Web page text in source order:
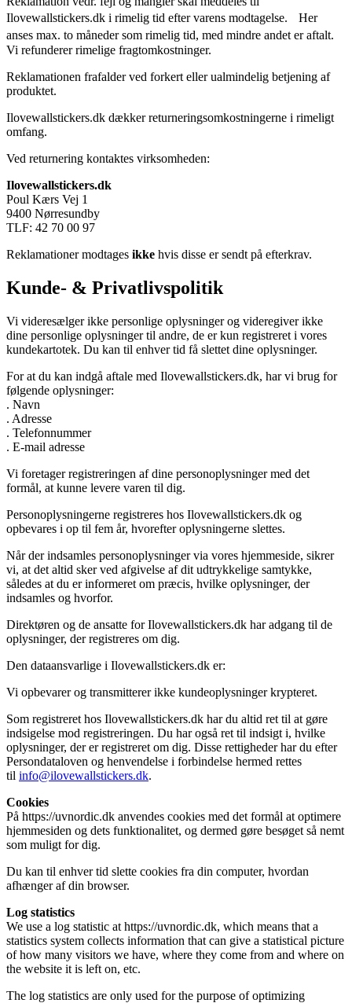
Ilovewallstickers.dk i rimelig tid efter varens modtagelse. Her
anses max. to måneder som rimelig tid, med mindre andet er aftalt.
Vi refunderer rimelige fragtomkostninger.
Reklamationen frafalder ved forkert eller ualmindelig betjening af
produktet.
Ilovewallstickers.dk dækker returneringsomkostningerne i rimeligt
omfang.
Ved returnering kontaktes virksomheden:
Ilovewallstickers.dk
Poul Kærs Vej 1
9400 Nørresundby
TLF: 42 70 00 97
Reklamationer modtages ikke hvis disse er sendt på efterkrav.
Kunde- & Privatlivspolitik
Vi videresælger ikke personlige oplysninger og videregiver ikke
dine personlige oplysninger til andre, de er kun registreret i vores
kundekartotek. Du kan til enhver tid få slettet dine oplysninger.
For at du kan indgå aftale med Ilovewallstickers.dk, har vi brug for
følgende oplysninger:
. Navn
. Adresse
. Telefonnummer
. E-mail adresse
Vi foretager registreringen af dine personoplysninger med det
formål, at kunne levere varen til dig.
Personoplysningerne registreres hos Ilovewallstickers.dk og
opbevares i op til fem år, hvorefter oplysningerne slettes.
Når der indsamles personoplysninger via vores hjemmeside, sikrer
vi, at det altid sker ved afgivelse af dit udtrykkelige samtykke,
således at du er informeret om præcis, hvilke oplysninger, der
indsamles og hvorfor.
Direktøren og de ansatte for Ilovewallstickers.dk har adgang til de
oplysninger, der registreres om dig.
Den dataansvarlige i Ilovewallstickers.dk er:
Vi opbevarer og transmitterer ikke kundeoplysninger krypteret.
Som registreret hos Ilovewallstickers.dk har du altid ret til at gøre
indsigelse mod registreringen. Du har også ret til indsigt i, hvilke
oplysninger, der er registreret om dig. Disse rettigheder har du efter
Persondataloven og henvendelse i forbindelse hermed rettes
til info@ilovewallstickers.dk.
Cookies
På https://uvnordic.dk anvendes cookies med det formål at optimere
hjemmesiden og dets funktionalitet, og dermed gøre besøget så nemt
som muligt for dig.
Du kan til enhver tid slette cookies fra din computer, hvordan
afhænger af din browser.
Log statistics
We use a log statistic at https://uvnordic.dk, which means that a
statistics system collects information that can give a statistical picture
of how many visitors we have, where they come from and where on
the website it is left on, etc.
The log statistics are only used for the purpose of optimizing